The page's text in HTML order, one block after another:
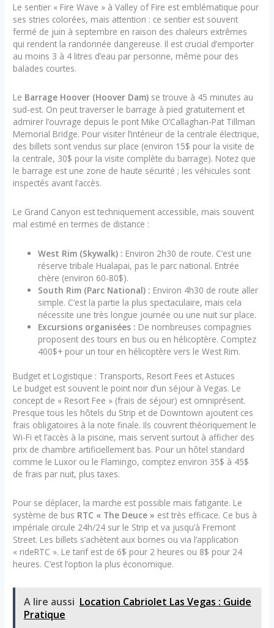
Le sentier « Fire Wave » à Valley of Fire est emblématique pour
ses stries colorées, mais attention : ce sentier est souvent
fermé de juin à septembre en raison des chaleurs extrêmes
qui rendent la randonnée dangereuse. Il est crucial d’emporter
au moins 3 à 4 litres d’eau par personne, même pour des
balades courtes.
Le Barrage Hoover (Hoover Dam) se trouve à 45 minutes au
sud-est. On peut traverser le barrage à pied gratuitement et
admirer l’ouvrage depuis le pont Mike O’Callaghan-Pat Tillman
Memorial Bridge. Pour visiter l’intérieur de la centrale électrique,
des billets sont vendus sur place (environ 15$ pour la visite de
la centrale, 30$ pour la visite complète du barrage). Notez que
le barrage est une zone de haute sécurité ; les véhicules sont
inspectés avant l’accès.
Le Grand Canyon est techniquement accessible, mais souvent
mal estimé en termes de distance :
West Rim (Skywalk) : Environ 2h30 de route. C’est une
réserve tribale Hualapai, pas le parc national. Entrée
chère (environ 60-80$).
South Rim (Parc National) : Environ 4h30 de route aller
simple. C’est la partie la plus spectaculaire, mais cela
nécessite une très longue journée ou une nuit sur place.
Excursions organisées : De nombreuses compagnies
proposent des tours en bus ou en hélicoptère. Comptez
400$+ pour un tour en hélicoptère vers le West Rim.
Budget et Logistique : Transports, Resort Fees et Astuces
Le budget est souvent le point noir d’un séjour à Vegas. Le
concept de « Resort Fee » (frais de séjour) est omniprésent.
Presque tous les hôtels du Strip et de Downtown ajoutent ces
frais obligatoires à la note finale. Ils couvrent théoriquement le
Wi-Fi et l’accès à la piscine, mais servent surtout à afficher des
prix de chambre artificiellement bas. Pour un hôtel standard
comme le Luxor ou le Flamingo, comptez environ 35$ à 45$
de frais par nuit, plus taxes.
Pour se déplacer, la marche est possible mais fatigante. Le
système de bus RTC « The Deuce » est très efficace. Ce bus à
impériale circule 24h/24 sur le Strip et va jusqu’à Fremont
Street. Les billets s’achètent aux bornes ou via l’application
« rideRTC ». Le tarif est de 6$ pour 2 heures ou 8$ pour 24
heures. C’est l’option la plus économique.
A lire aussi Location Cabriolet Las Vegas : Guide
Pratique